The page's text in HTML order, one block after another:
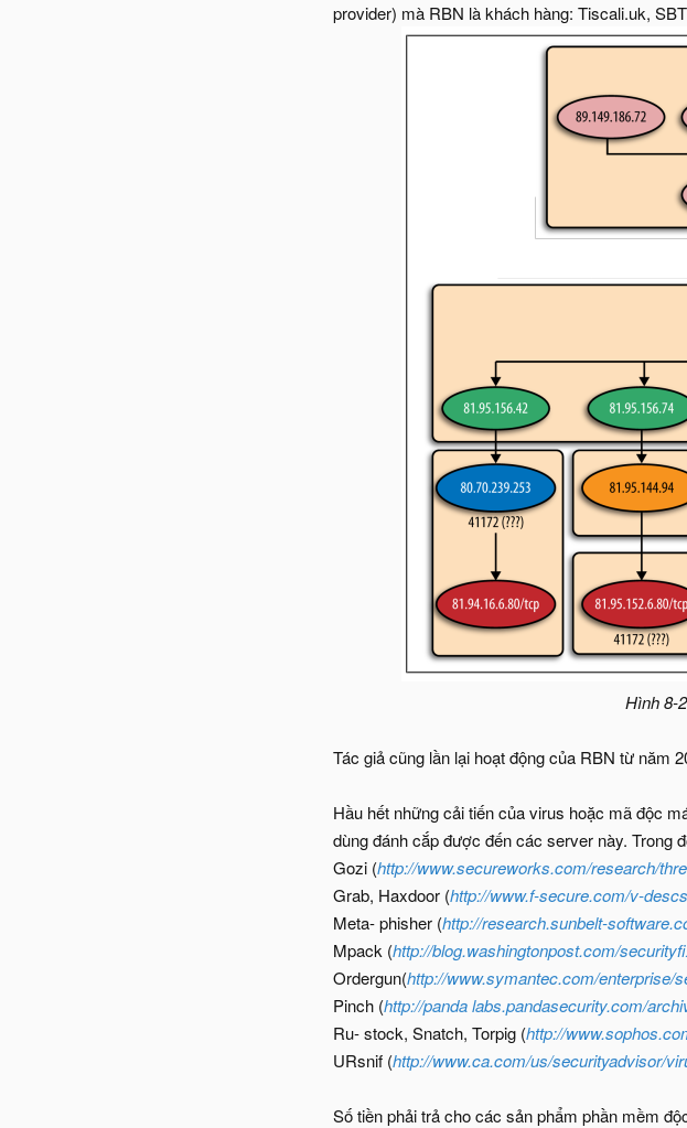
provider) mà RBN là khách hàng: Tiscali.uk,
Hình 8-
Tác giả cũng lần lại hoạt động của RBN từ năm
Hầu hết những cải tiến của virus hoặc mã độc
dùng đánh cắp được đến các server này. Trong
Gozi (http://www.secureworks.com/research/
Grab, Haxdoor (http://www.f-secure.com/v-
Meta- phisher (http://research.sunbelt-
Mpack (http://blog.washingtonpost.com/
Ordergun(http://www.symantec.com/enterprise/
Pinch (http://pandalabs.pandasecurity.com/
Ru- stock, Snatch, Torpig (http://
URsnif (http://www.ca.com/us/securityadvisor/
Số tiền phải trả cho các sản phẩm phần mềm